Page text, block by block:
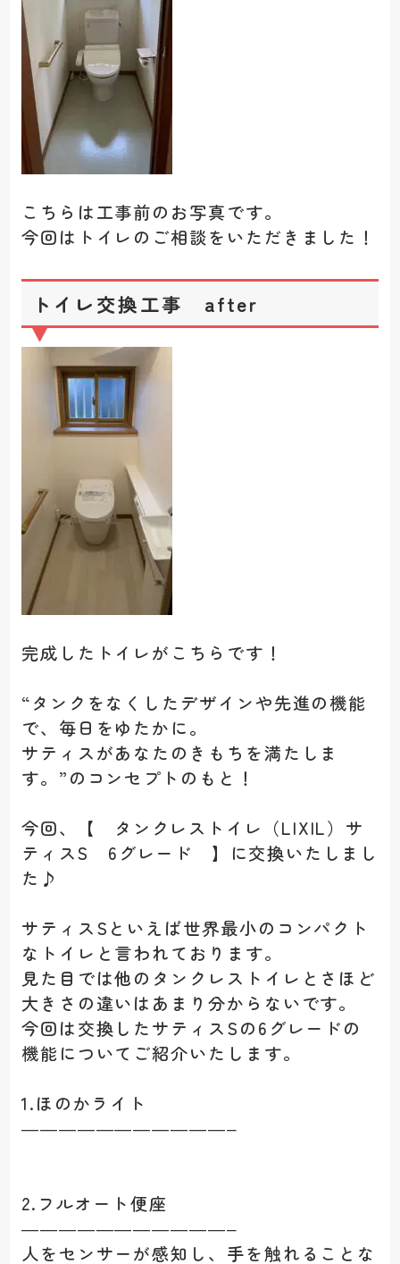
こちらは工事前のお写真です。
今回はトイレのご相談をいただきました！
トイレ交換工事 after
完成したトイレがこちらです！
“タンクをなくしたデザインや先進の機能
で、毎日をゆたかに。
サティスがあなたのきもちを満たしま
す。”のコンセプトのもと！
今回、【 タンクレストイレ（LIXIL）サ
ティスS 6グレード 】に交換いたしまし
た♪
サティスSといえば世界最小のコンパクト
なトイレと言われております。
見た目では他のタンクレストイレとさほど
大きさの違いはあまり分からないです。
今回は交換したサティスSの6グレードの
機能についてご紹介いたします。
1.ほのかライト
———————————–
2.フルオート便座
———————————–
人をセンサーが感知し、手を触れることな